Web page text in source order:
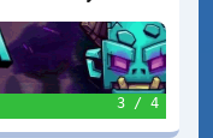
Creative - Duels
3 / 4